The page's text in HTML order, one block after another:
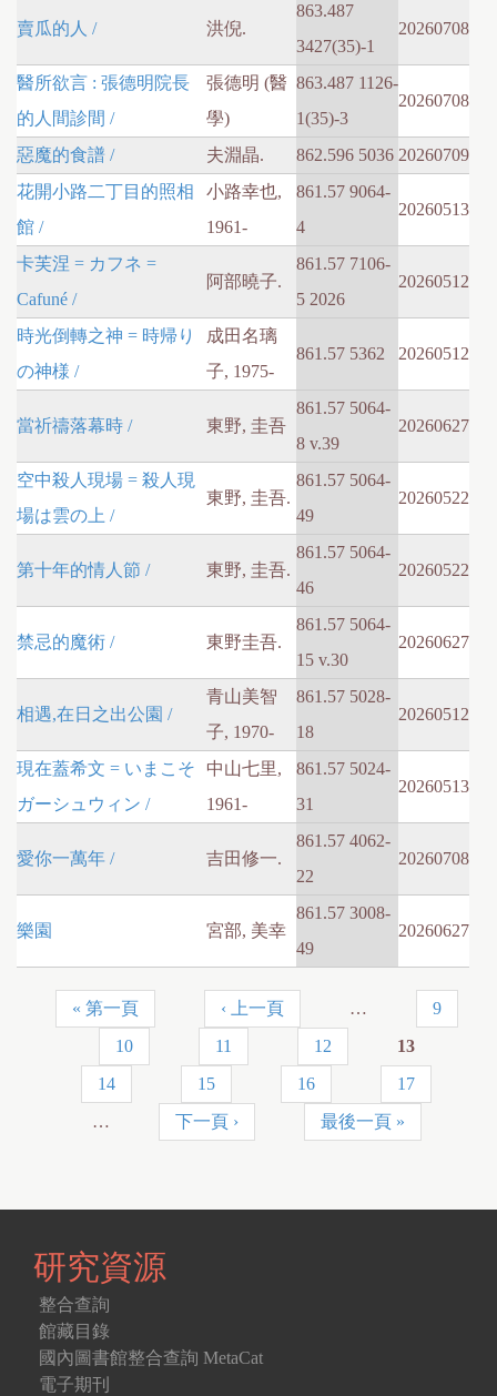
賣瓜的人 / 洪倪.
863.487
3427(35)-1
20260708
醫所欲言 : 張德明院長
的人間診間 /
張德明 (醫
學)
863.487 1126-
1(35)-3
20260708
惡魔的食譜 / 夫淵晶. 862.596 5036 20260709
花開小路二丁目的照相
館 /
小路幸也,
1961-
861.57 9064-
4
20260513
卡芙涅 = カフネ =
Cafuné /
阿部曉子.
861.57 7106-
5 2026
20260512
時光倒轉之神 = 時帰り
の神様 /
成田名璃
子, 1975-
861.57 5362 20260512
當祈禱落幕時 / 東野, 圭吾
861.57 5064-
8 v.39
20260627
空中殺人現場 = 殺人現
場は雲の上 /
東野, 圭吾.
861.57 5064-
49
20260522
第十年的情人節 / 東野, 圭吾.
861.57 5064-
46
20260522
禁忌的魔術 / 東野圭吾.
861.57 5064-
15 v.30
20260627
相遇,在日之出公園 /
青山美智
子, 1970-
861.57 5028-
18
20260512
現在蓋希文 = いまこそ
ガーシュウィン /
中山七里,
1961-
861.57 5024-
31
20260513
愛你一萬年 / 吉田修一.
861.57 4062-
22
20260708
樂園 宮部, 美幸
861.57 3008-
49
20260627
« 第一頁 ‹ 上一頁 …
9
10
11 12
13
14
15 16
17
…
下一頁 › 最後一頁 »
研究資源
整合查詢
館藏目錄
國內圖書館整合查詢 MetaCat
電子期刊